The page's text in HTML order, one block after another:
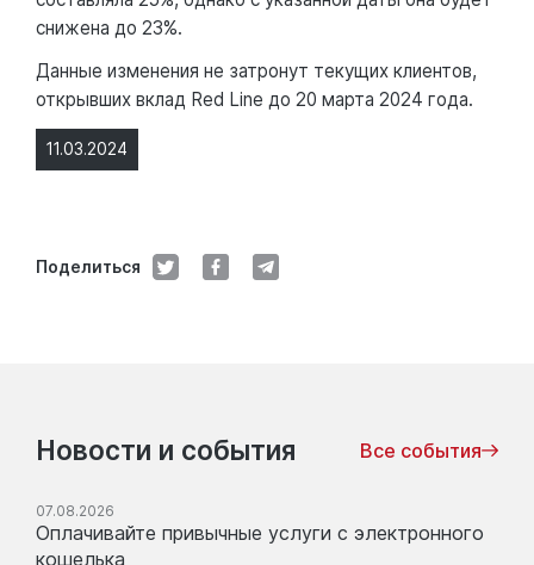
11.03.2024
Поделиться
снижена до 23%.
Данные изменения не затронут текущих клиентов,
открывших вклад Red Line до 20 марта 2024 года.
Новости и события Все события
07.08.2026
Оплачивайте привычные услуги с электронного
кошелька